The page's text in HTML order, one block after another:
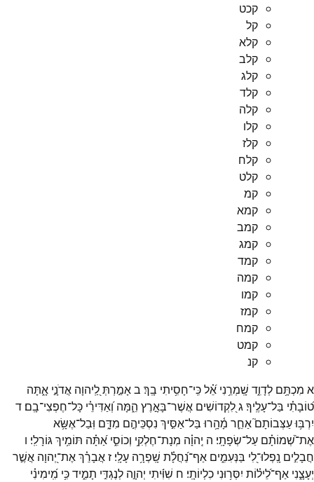
קכט
קל
קלא
קלב
קלג
קלד
קלה
קלו
קלז
קלח
קלט
קמ
קמא
קמב
קמג
קמד
קמה
קמו
קמז
קמח
קמט
קנ
א מִכְתָּ֥ם לְדָוִ֑ד שָֽׁמְרֵ֥נִי אֵ֝֗לכִּֽי־חָסִ֥יתִי בָֽךְ׃ באָמַ֣רְתְּלַֽ֭יהוָה אֲדֹנָ֣י אָ֑תָּה
ט֝וֹבָתִ֗י בַּל־עָלֶֽיךָ׃גלִ֭קְדוֹשִׁים אֲשֶׁר־בָּאָ֣רֶץ הֵ֑מָּה וְ֝אַדִּירֵ֗י כָּל־חֶפְצִי־בָֽם׃ ד
יִרְבּ֥וּעַצְּבוֹתָם֮אַחֵ֪ר מָ֫הָ֥רוּ בַּל־אַסִּ֣יךְ נִסְכֵּיהֶ֣ם מִדָּ֑ם וּֽבַל־אֶשָּׂ֥א
אֶת־שְׁ֝מוֹתָ֗ם עַל־שְׂפָתָֽי׃ ה יְֽהוָ֗ה מְנָת־חֶלְקִ֥י וְכוֹסִ֑י אַ֝תָּ֗ה תּוֹמִ֥יךְגּוֹרָלִֽי׃ ו
חֲבָלִ֣ים נָֽפְלוּ־לִ֭י בַּנְּעִמִ֑ים אַף־נַ֝חֲלָ֗ת שָֽׁפְרָ֥ה עָלָֽי׃ זאֲבָרֵ֗ךְאֶת־יְ֭הוָה אֲשֶׁ֣ר
יְעָצָ֑נִי אַף־לֵ֝יל֗וֹת יִסְּר֥וּנִי כִלְיוֹתָֽי׃ ח שִׁוִּ֬יתִי יְהוָ֣ה לְנֶגְדִּ֣י תָמִ֑ידכִּ֥י מִֽ֝ימִינִ֗י